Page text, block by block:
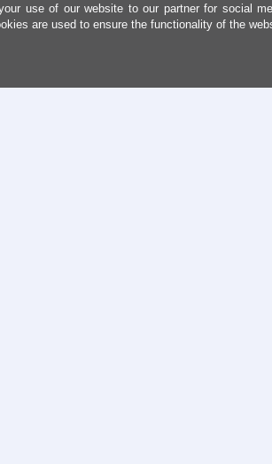
use of our website to our partner for social
are used to ensure the functionality of the